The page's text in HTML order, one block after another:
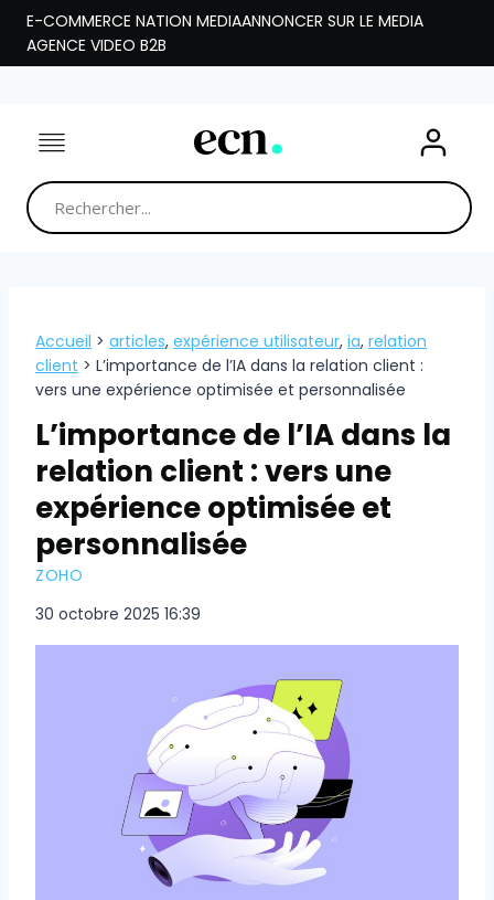
Aller
contenu
E-COMMERCE NATION MEDIAANNONCER SUR LE MEDIA
AGENCE VIDEO B2B
Accueil > articles, expérience utilisateur, ia, relation
client > L’importance de l’IA dans la relation client :
vers une expérience optimisée et personnalisée
L’importance de l’IA dans la
relation client : vers une
expérience optimisée et
personnalisée
ZOHO
30 octobre 2025 16:39